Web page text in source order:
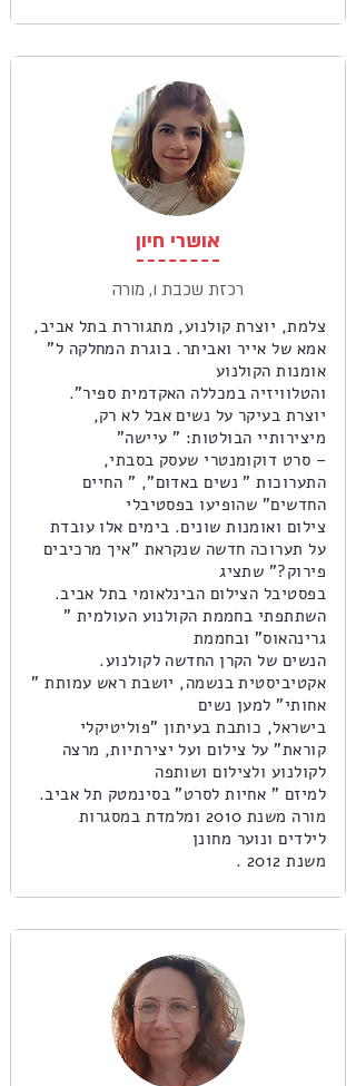
אושרי חיון
רכזת שכבת ו, מורה
צלמת, יוצרת קולנוע, מתגוררת בתל אביב,
אמא של אייר ואביתר. בוגרת המחלקה ל"
אומנות הקולנוע
והטלוויזיה במכללה האקדמית ספיר".
יוצרת בעיקר על נשים אבל לא רק,
מיצירותיי הבולטות: " עיישה"
– סרט דוקומנטרי שעסק בסבתי,
התערוכות " נשים באדום", " החיים
החדשים" שהופיעו בפסטיבלי
צילום ואומנות שונים. בימים אלו עובדת
על תערוכה חדשה שנקראת "איך מרכיבים
פירוק?" שתציג
בפסטיבל הצילום הבינלאומי בתל אביב.
השתתפתי בחממת הקולנוע העולמית "
גרינהאוס" ובחממת
הנשים של הקרן החדשה לקולנוע.
אקטיביסטית בנשמה, יושבת ראש עמותת "
אחותי" למען נשים
בישראל, כותבת בעיתון "פוליטיקלי
קוראת" על צילום ועל יצירתיות, מרצה
לקולנוע ולצילום ושותפה
למיזם " אחיות לסרט" בסינמטק תל אביב.
מורה משנת 2010 ומלמדת במסגרות
לילדים ונוער מחונן
משנת 2012 .